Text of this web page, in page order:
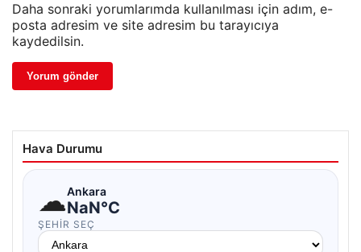
Daha sonraki yorumlarımda kullanılması için adım, e-
posta adresim ve site adresim bu tarayıcıya
kaydedilsin.
Hava Durumu
☁Ankara
NaN°C
ŞEHIR SEÇ